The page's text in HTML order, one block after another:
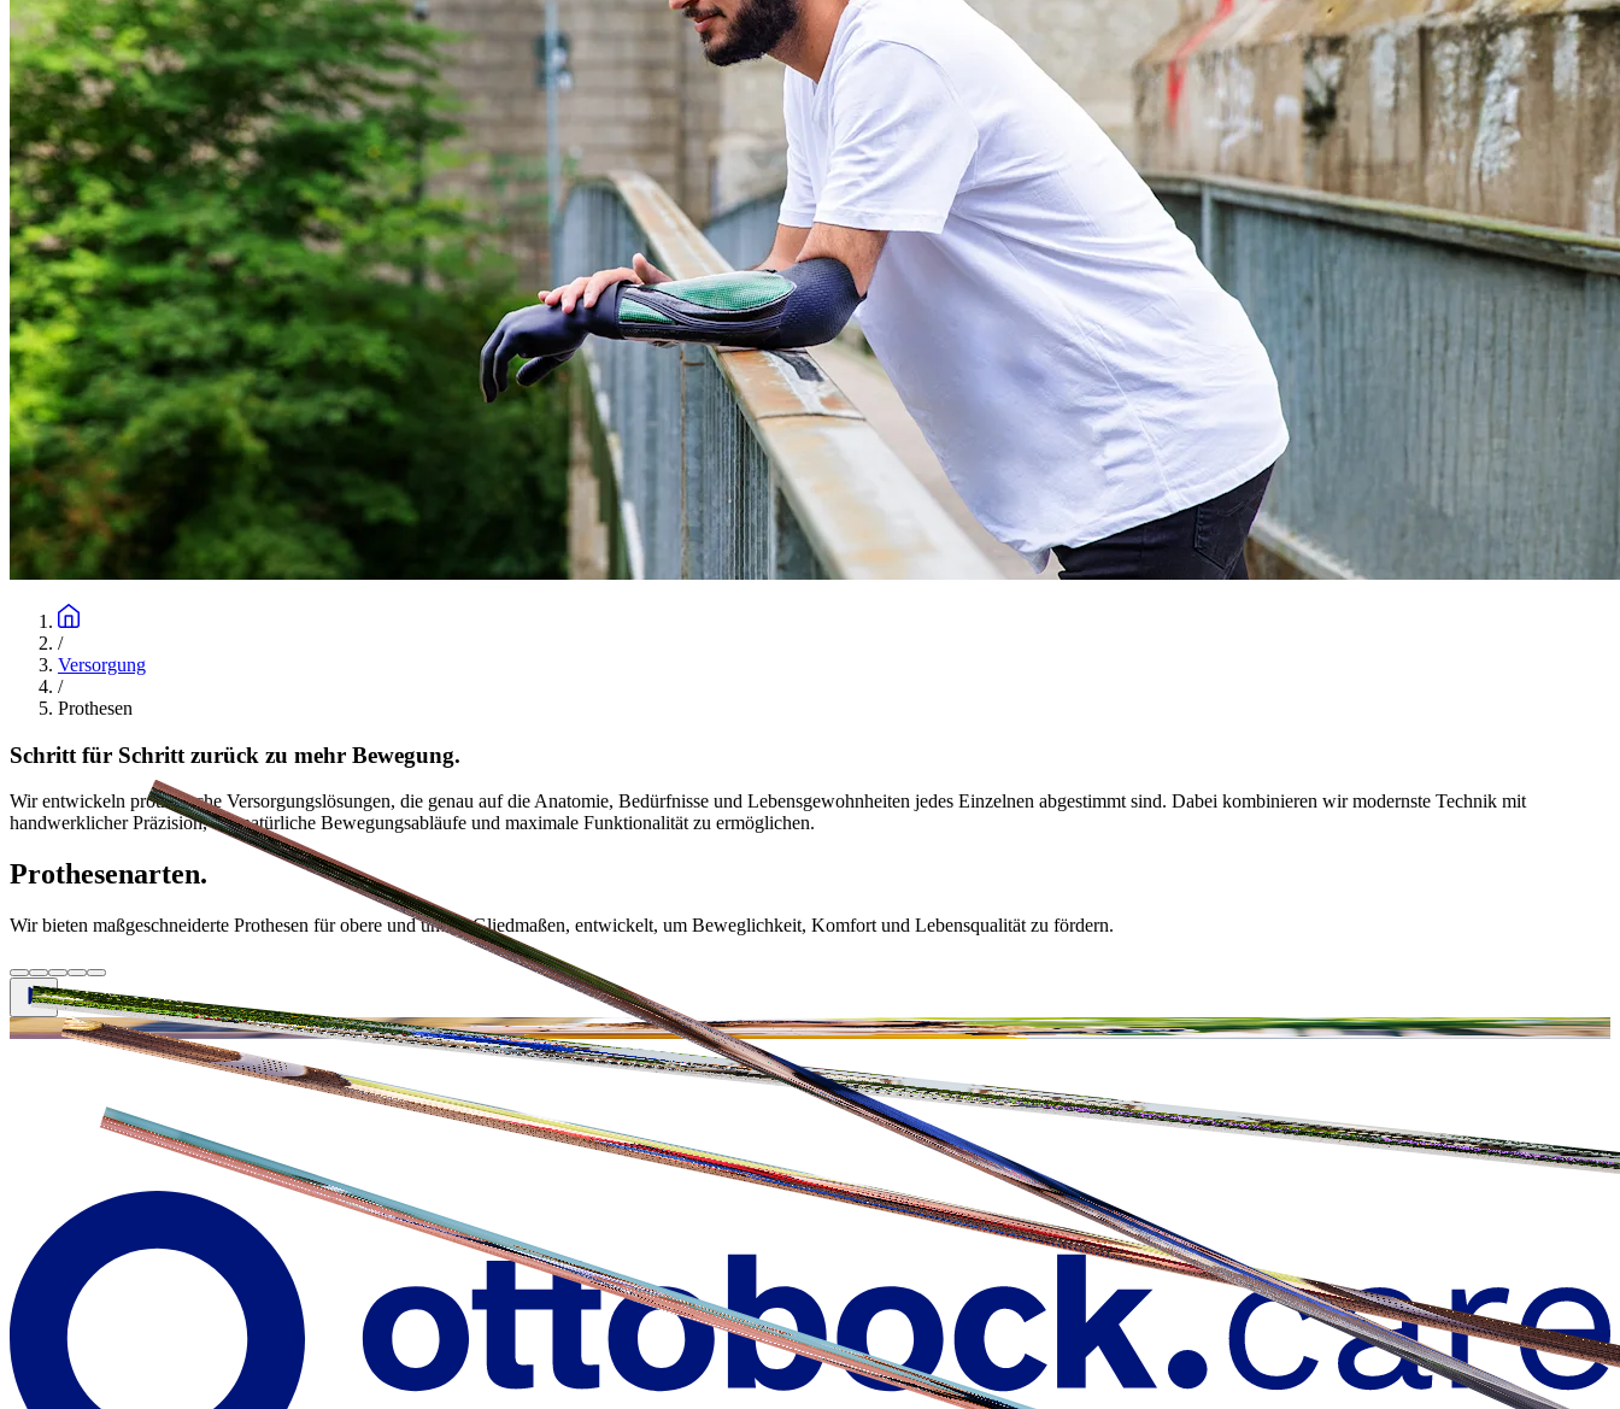
/
Versorgung
/
Prothesen
Schritt für Schritt zurück zu mehr Bewegung.
Wir entwickeln prothetische Versorgungslösungen, die genau auf die Anatomie, Bedürfnisse und Lebensgewohnheiten jedes Einzelnen abgestimmt sind. Dabei kombinieren wir modernste Technik mit
handwerklicher Präzision, um natürliche Bewegungsabläufe und maximale Funktionalität zu ermöglichen.
Prothesenarten.
Wir bieten maßgeschneiderte Prothesen für obere und untere Gliedmaßen, entwickelt, um Beweglichkeit, Komfort und Lebensqualität zu fördern.
Hand-/Armprothesen
Fuß-/Beinprothesen
Prothesen für Kinder
Sportprothesen
Kosmetische Prothesen